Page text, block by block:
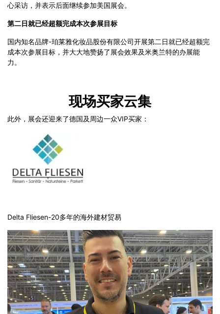
心采访，并表示后面继续参加美国展会。
第二日就已经超额完成本次参展目标
国内知名品牌-珀莱雅化妆品股份有限公司开展第二日就已经超额完
成本次参展目标，并大大地赞扬了展会效果及米奥兰特的办展能
力。
现场买家云集
此外，展会还迎来了德国及周边一众VIP买家：
Delta Fliesen-20多年的海外建材贸易